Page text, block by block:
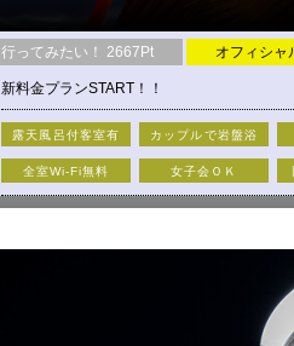
行ってみたい！ 2667Pt オフィシャ
新料金プランSTART！！
★★★新料金体系でお得に利用★★★
・新たにフリータイムを導入！！なんと最
・深夜からなら宿泊均一でお得に宿泊もでき
・宿泊は最長19時間！！
新設備が豪華！新料金でお得♪深夜均一料
露天風呂付客室有 カップルで岩盤浴
全室Wi-Fi無料 女子会ＯＫ